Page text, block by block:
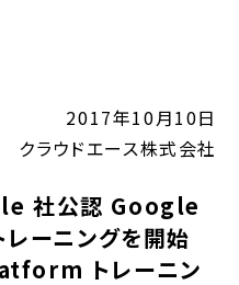
2017年10月10日
クラウドエース株式会社
社公認 Google
ーニングを開始
トレーニン